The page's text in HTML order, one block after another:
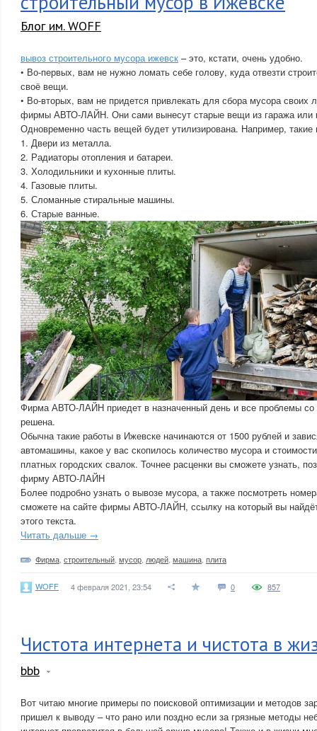
Блог им. WOFF
вывоз строительного мусора ижевск – это, кстати, очень удобно.
• Во-первых, вам не нужно ломать себе голову, куда отвезти
своё вещи.
• Во-вторых, вам не придется привлекать для сбора мусора
фирмы АВТО-ЛАЙН. Они сами вынесут старые вещи из гаража или
Одновременно часть вещей будет утилизирована. Например, такие
1. Двери из металла.
2. Радиаторы отопления и батареи.
3. Холодильники и кухонные плиты.
4. Газовые плиты.
5. Сломанные стиральные машины.
6. Старые ванные.
Фирма АВТО-ЛАЙН приедет в назначенный день и все проблемы
решена.
Обычна такие работы в Ижевске начинаются от 1500 рублей и
автомашины, какое у вас скопилось количество мусора и
платных городских свалок. Точнее расценки вы сможете узнать,
фирму АВТО-ЛАЙН
Более подробно узнать о вывозе мусора, а также посмотреть
сможете на сайте фирмы АВТО-ЛАЙН, ссылку на который вы
этого текста.
Читать дальше →
Фирма строительный мусор людей машина плита
WOFF 4 февраля 2021, 23:54 0 857
Чистота интернета и чистота в
bbb
Вот читаю многие примеры по поисковой оптимизации и методов
пришел к выводу – что рано или поздно если за грязные методы